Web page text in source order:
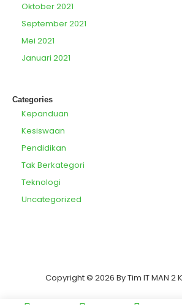
Oktober 2021
September 2021
Mei 2021
Januari 2021
Categories
Kepanduan
Kesiswaan
Pendidikan
Tak Berkategori
Teknologi
Uncategorized
Copyright © 2026 By Tim IT MAN 2